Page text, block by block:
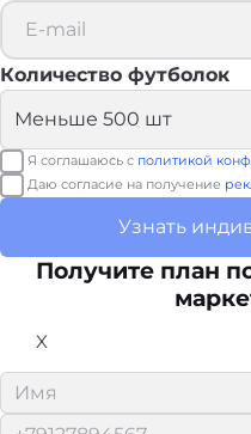
Количество футболок
Я соглашаюсь с политикой
Даю согласие на получение
Узнать
Получите план
X